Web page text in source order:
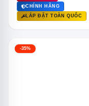
CHÍNH HÃNG
LẮP ĐẶT TOÀN QUỐC
-35%